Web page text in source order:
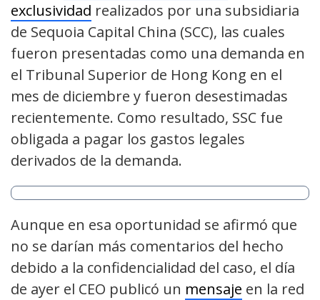
exclusividad realizados por una subsidiaria
de Sequoia Capital China (SCC), las cuales
fueron presentadas como una demanda en
el Tribunal Superior de Hong Kong en el
mes de diciembre y fueron desestimadas
recientemente. Como resultado, SSC fue
obligada a pagar los gastos legales
derivados de la demanda.
Aunque en esa oportunidad se afirmó que
no se darían más comentarios del hecho
debido a la confidencialidad del caso, el día
de ayer el CEO publicó un mensaje en la red